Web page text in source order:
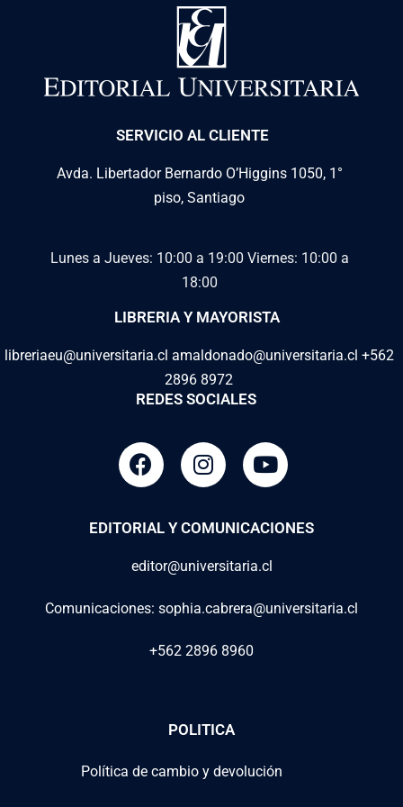
Agradecemos su comprensión y cumplimiento de estas
condiciones, las cuales nos permiten seguir ofreciendo
una amplia variedad de libros digitales de manera legal y
accesible.
contactar con nuestro equipo de soporte.
SERVICIO AL CLIENTE
Avda. Libertador Bernardo O’Higgins 1050, 1°
piso, Santiago
Lunes a Jueves: 10:00 a 19:00 Viernes: 10:00 a
18:00
LIBRERIA Y MAYORISTA
libreriaeu@universitaria.cl amaldonado@universitaria.cl +562
2896 8972
REDES SOCIALES
EDITORIAL Y COMUNICACIONES
editor@universitaria.cl
Comunicaciones: sophia.cabrera@universitaria.cl
+562 2896 8960
POLITICA
Política de cambio y devolución